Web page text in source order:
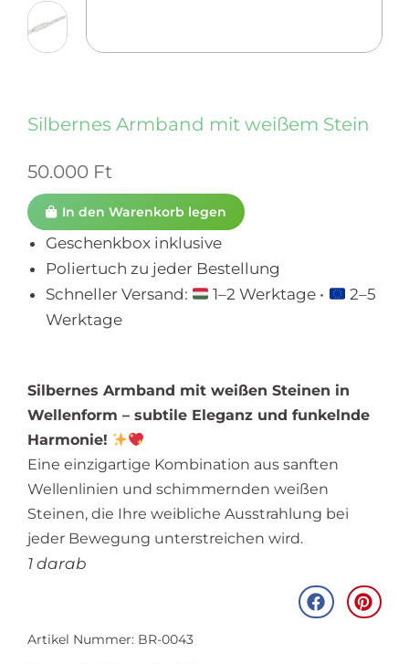
Silbernes Armband mit weißem Stein
50.000 Ft
In den Warenkorb legen
Geschenkbox inklusive
Poliertuch zu jeder Bestellung
Schneller Versand:
1–2 Werktage •
2–5
Werktage
Silbernes Armband mit weißen Steinen in
Wellenform – subtile Eleganz und funkelnde
Harmonie!
Eine einzigartige Kombination aus sanften
Wellenlinien und schimmernden weißen
Steinen, die Ihre weibliche Ausstrahlung bei
jeder Bewegung unterstreichen wird.
1 darab
Artikel Nummer: BR-0043